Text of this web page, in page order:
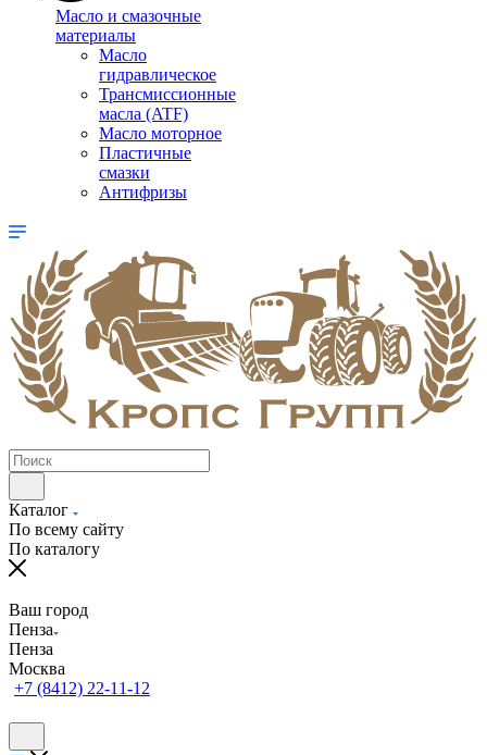
Масло и смазочные
материалы
Масло
гидравлическое
Трансмиссионные
масла (ATF)
Масло моторное
Пластичные
смазки
Антифризы
Каталог
По всему сайту
По каталогу
Ваш город
Пенза
Пенза
Москва
+7 (8412) 22-11-12